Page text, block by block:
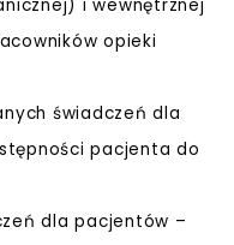
i wewnętrznej
opieki
świadczeń dla
pacjenta do
dla pacjentów –